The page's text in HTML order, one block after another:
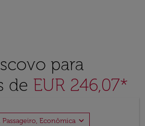
para
de EUR 246,07*
Passageiro, Econômica expand_more